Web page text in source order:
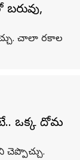
చాలా రకాల
ఒక్క దోమ